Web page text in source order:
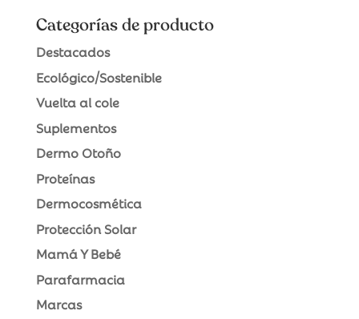
Categorías de producto
Destacados
Ecológico/Sostenible
Vuelta al cole
Suplementos
Dermo Otoño
Proteínas
Dermocosmética
Protección Solar
Mamá Y Bebé
Parafarmacia
Marcas